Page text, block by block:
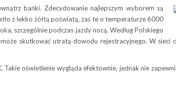
bańki. Zdecydowanie najlepszym wyborem są
z lekko żółtą poświatą, zaś te o temperaturze 6000
szczególnie podczas jazdy nocą. Według Polskiego
skutkować utratą dowodu rejestracyjnego. W sieci
oświetlenie wygląda efektownie, jednak nie